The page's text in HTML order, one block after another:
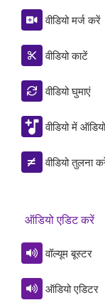
वीडियो मर्ज करें
वीडियो काटें
वीडियो घुमाएं
वीडियो में
वीडियो तुलना
ऑडियो एडिट करें
वॉल्यूम बूस्टर
ऑडियो एडिटर